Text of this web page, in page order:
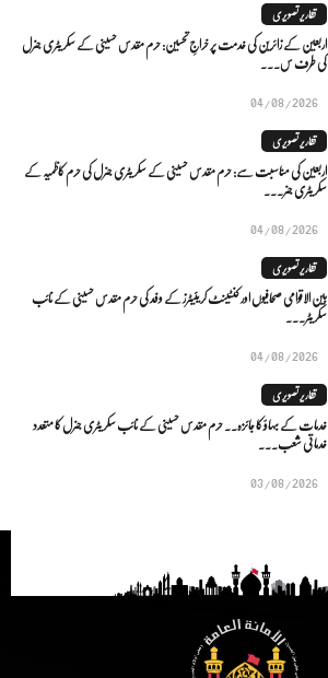
تقاریر تصویری
اربعین کے زائرین کی خدمت پر خراجِ تحسین: حرم مقدس حسینی کے سکریٹری جنرل
کی طرف س...
04/08/2026
تقاریر تصویری
اربعین کی مناسبت سے: حرم مقدس حسینی کے سکریٹری جنرل کی حرم کاظمیہ کے
سکریٹری جنر...
04/08/2026
تقاریر تصویری
بین الاقوامی صحافیوں اور کنٹینٹ کریئیٹرز کے وفد کی حرم مقدس حسینی کے نائب
سکریٹر...
04/08/2026
تقاریر تصویری
خدمات کے بہاؤ کا جائزہ.. حرم مقدس حسینی کے نائب سکریٹری جنرل کا متعدد
خدماتی شعب...
03/08/2026